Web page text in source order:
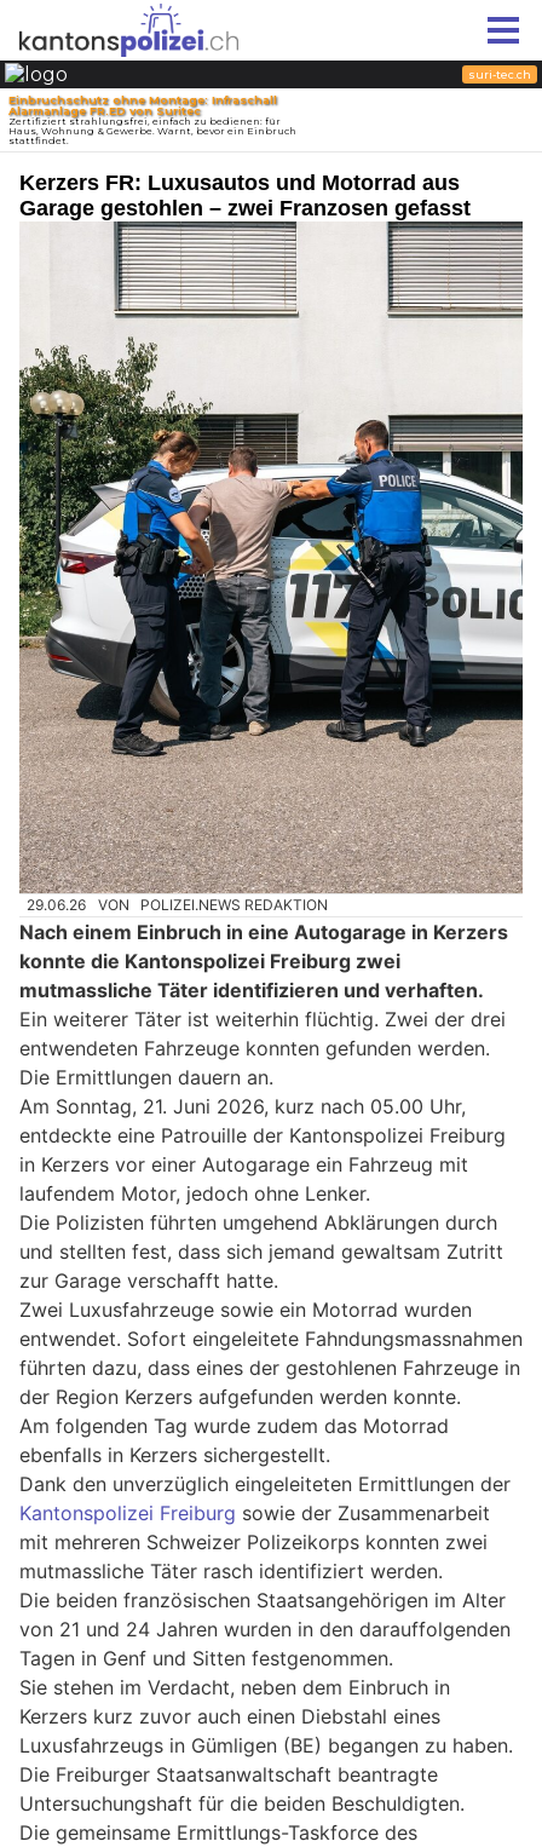
Kerzers FR: Luxusautos und Motorrad aus
Garage gestohlen – zwei Franzosen gefasst
29.06.26 VON POLIZEI.NEWS REDAKTION
Nach einem Einbruch in eine Autogarage in Kerzers
konnte die Kantonspolizei Freiburg zwei
mutmassliche Täter identifizieren und verhaften.
Ein weiterer Täter ist weiterhin flüchtig. Zwei der drei
entwendeten Fahrzeuge konnten gefunden werden.
Die Ermittlungen dauern an.
Am Sonntag, 21. Juni 2026, kurz nach 05.00 Uhr,
entdeckte eine Patrouille der Kantonspolizei Freiburg
in Kerzers vor einer Autogarage ein Fahrzeug mit
laufendem Motor, jedoch ohne Lenker.
Die Polizisten führten umgehend Abklärungen durch
und stellten fest, dass sich jemand gewaltsam Zutritt
zur Garage verschafft hatte.
Zwei Luxusfahrzeuge sowie ein Motorrad wurden
entwendet. Sofort eingeleitete Fahndungsmassnahmen
führten dazu, dass eines der gestohlenen Fahrzeuge in
der Region Kerzers aufgefunden werden konnte.
Am folgenden Tag wurde zudem das Motorrad
ebenfalls in Kerzers sichergestellt.
Dank den unverzüglich eingeleiteten Ermittlungen der
Kantonspolizei Freiburg sowie der Zusammenarbeit
mit mehreren Schweizer Polizeikorps konnten zwei
mutmassliche Täter rasch identifiziert werden.
Die beiden französischen Staatsangehörigen im Alter
von 21 und 24 Jahren wurden in den darauffolgenden
Tagen in Genf und Sitten festgenommen.
Sie stehen im Verdacht, neben dem Einbruch in
Kerzers kurz zuvor auch einen Diebstahl eines
Luxusfahrzeugs in Gümligen (BE) begangen zu haben.
Die Freiburger Staatsanwaltschaft beantragte
Untersuchungshaft für die beiden Beschuldigten.
Die gemeinsame Ermittlungs-Taskforce des